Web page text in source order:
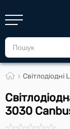
Світлодіодні
3030